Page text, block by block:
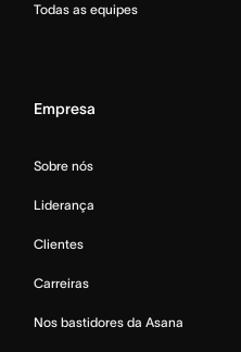
Todas as equipes
Empresa
Sobre nós
Liderança
Clientes
Carreiras
Nos bastidores da Asana